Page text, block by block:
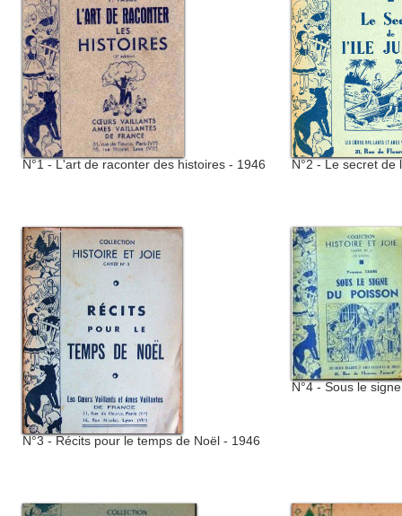
N°1 - L'art de raconter des histoires - 1946 N°2 - Le secret de
N°3 - Récits pour le temps de Noël - 1946
N°4 - Sous le